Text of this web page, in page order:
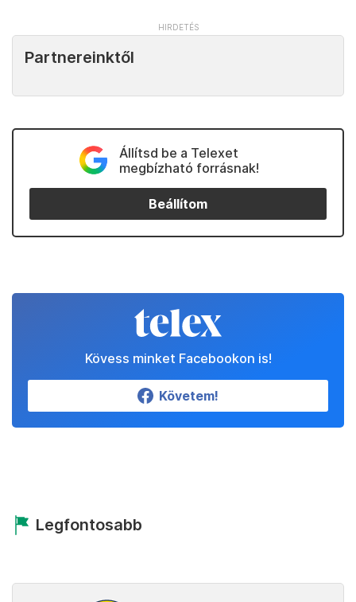
Partnereinktől
Állítsd be a Telexet
megbízható forrásnak!
Beállítom
Kövess minket Facebookon is!
Követem!
Legfontosabb